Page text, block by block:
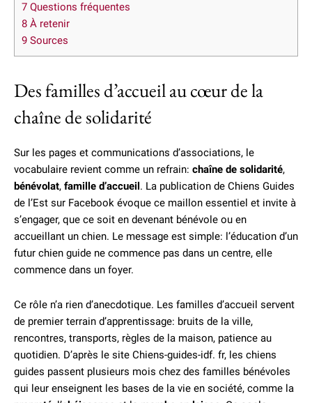
7 Questions fréquentes
8 À retenir
9 Sources
Des familles d’accueil au cœur de la
chaîne de solidarité
Sur les pages et communications d’associations, le
vocabulaire revient comme un refrain: chaîne de solidarité,
bénévolat, famille d’accueil. La publication de Chiens Guides
de l’Est sur Facebook évoque ce maillon essentiel et invite à
s’engager, que ce soit en devenant bénévole ou en
accueillant un chien. Le message est simple: l’éducation d’un
futur chien guide ne commence pas dans un centre, elle
commence dans un foyer.
Ce rôle n’a rien d’anecdotique. Les familles d’accueil servent
de premier terrain d’apprentissage: bruits de la ville,
rencontres, transports, règles de la maison, patience au
quotidien. D’après le site Chiens-guides-idf. fr, les chiens
guides passent plusieurs mois chez des familles bénévoles
qui leur enseignent les bases de la vie en société, comme la